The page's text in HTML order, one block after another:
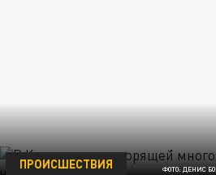
ФОТО: ДЕНИС
ПРОИСШЕСТВИЯ